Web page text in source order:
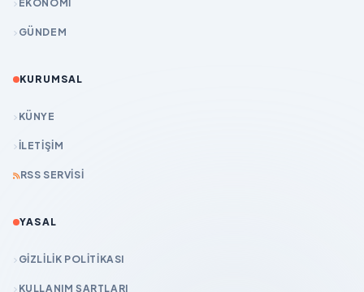
EKONOMİ
GÜNDEM
KURUMSAL
KÜNYE
İLETIŞIM
RSS SERVISI
YASAL
GIZLILIK POLITIKASI
KULLANIM ŞARTLARI